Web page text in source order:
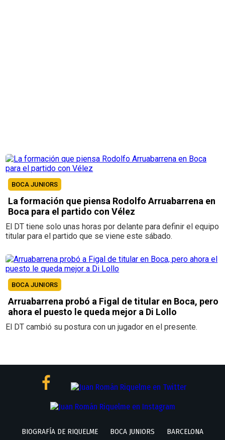
BOCA JUNIORS
La formación que piensa Rodolfo Arruabarrena en
Boca para el partido con Vélez
El DT tiene solo unas horas por delante para definir el equipo
titular para el partido que se viene este sábado.
BOCA JUNIORS
Arruabarrena probó a Figal de titular en Boca, pero
ahora el puesto le queda mejor a Di Lollo
El DT cambió su postura con un jugador en el presente.
BIOGRAFÍA DE RIQUELME BOCA JUNIORS BARCELONA